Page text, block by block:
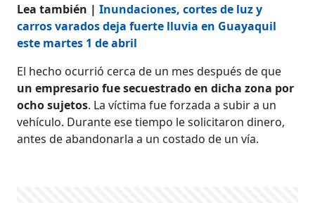
Lea también |Inundaciones, cortes de luz y
carros varados deja fuerte lluvia en Guayaquil
este martes 1 de abril
El hecho ocurrió cerca de un mes después de que
un empresario fue secuestrado en dicha zona por
ocho sujetos. La víctima fue forzada a subir a un
vehículo. Durante ese tiempo le solicitaron dinero,
antes de abandonarla a un costado de un vía.